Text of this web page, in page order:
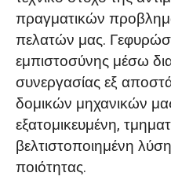
πραγματικών
πελατών μας.
εμπιστοσύνης μέσω
συνεργασίας εξ
δομικών μηχανικών
εξατομικευμένη,
βελτιστοποιημένη
ποιότητας.